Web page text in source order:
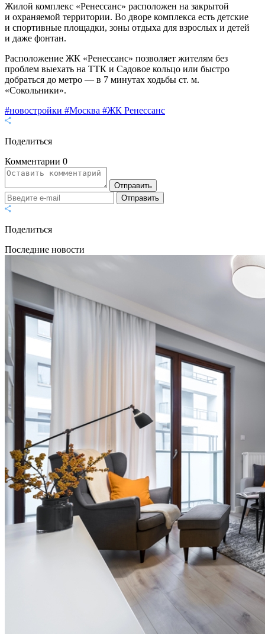
Жилой комплекс «Ренессанс» расположен на закрытой
и охраняемой территории. Во дворе комплекса есть детские
и спортивные площадки, зоны отдыха для взрослых и детей
и даже фонтан.
Расположение ЖК «Ренессанс» позволяет жителям без
проблем выехать на ТТК и Садовое кольцо или быстро
добраться до метро — в 7 минутах ходьбы ст. м.
«Сокольники».
#новостройки #Москва #ЖК Ренессанс
Поделиться
Комментарии 0
Отправить
Отправить
Поделиться
Последние новости